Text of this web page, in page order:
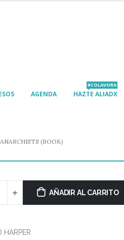
AGENDA HAZTE ALIADX
#COLAVORA
(BOOK)
AÑADIR AL CARRITO
HARPER